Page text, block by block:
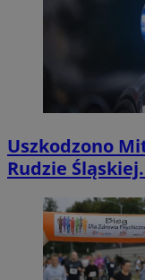
Uszkodzono
Rudzie